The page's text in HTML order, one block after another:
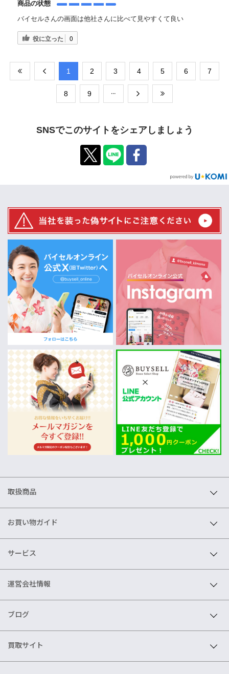
商品の状態
バイセルさんの画面は他社さんに比べて見やすくて良い
役に立った 0
​1 ​2 ​3 ​4 ​5 ​6 ​7
​8 ​9
SNSでこのサイトをシェアしましょう
取扱商品
お買い物ガイド
サービス
運営会社情報
ブログ
買取サイト